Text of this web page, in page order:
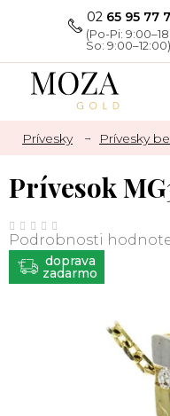
02 65 95 77
Prívesky Prívesky
Prívesok
Priemerné
hodnotenie
produktu
je
0,0
5
Podrobnosti
ZADARMO